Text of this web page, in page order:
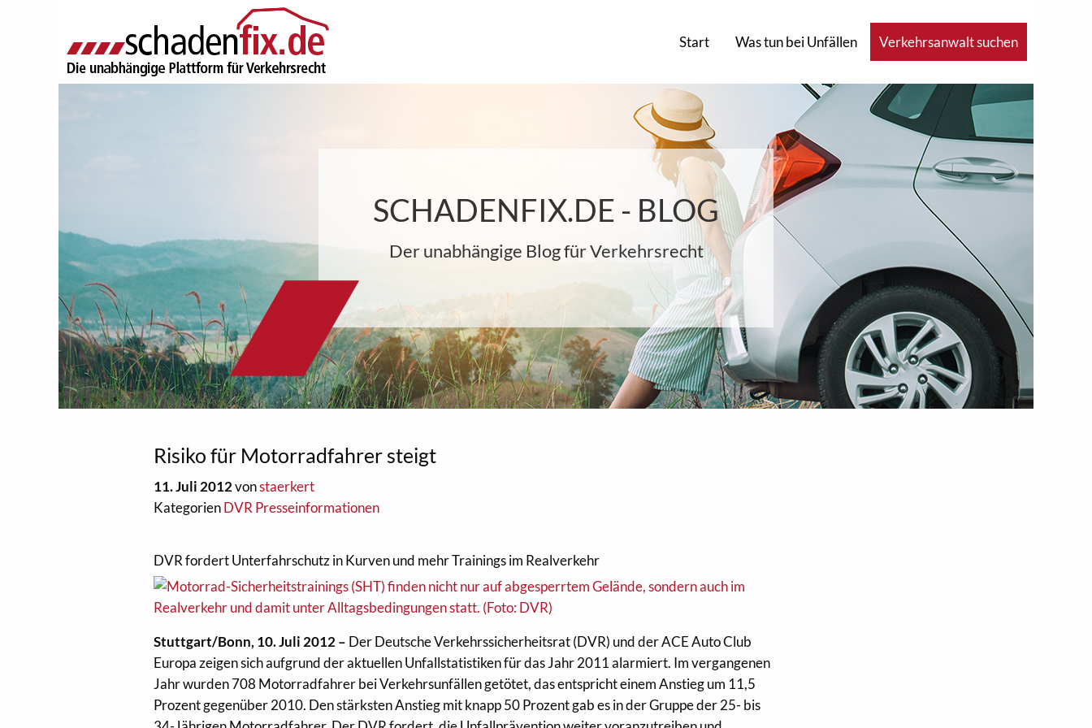
Start Was tun bei Unfällen Verkehrsanwalt suchen
SCHADENFIX.DE - BLOG
Der unabhängige Blog für Verkehrsrecht
Risiko für Motorradfahrer steigt
11. Juli 2012vonstaerkert
KategorienDVR Presseinformationen
DVR fordert Unterfahrschutz in Kurven und mehr Trainings im Realverkehr
Stuttgart/Bonn, 10. Juli 2012 – Der Deutsche Verkehrssicherheitsrat (DVR) und der ACE Auto Club
Europa zeigen sich aufgrund der aktuellen Unfallstatistiken für das Jahr 2011 alarmiert. Im vergangenen
Jahr wurden 708 Motorradfahrer bei Verkehrsunfällen getötet, das entspricht einem Anstieg um 11,5
Prozent gegenüber 2010. Den stärksten Anstieg mit knapp 50 Prozent gab es in der Gruppe der 25- bis